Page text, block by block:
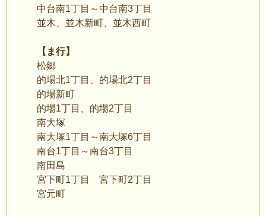
中台南1丁目～中台南3丁目
並木、並木新町、並木西町
【ま行】
松郷
的場北1丁目、的場北2丁目
的場新町
的場1丁目、的場2丁目
南大塚
南大塚1丁目～南大塚6丁目
南台1丁目～南台3丁目
南田島
宮下町1丁目 宮下町2丁目
宮元町